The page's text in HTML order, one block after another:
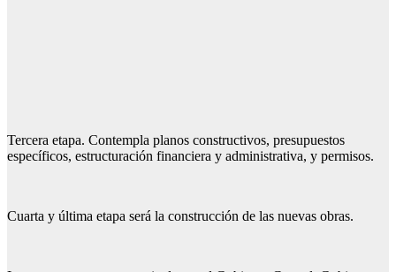
Tercera etapa. Contempla planos constructivos, presupuestos
específicos, estructuración financiera y administrativa, y permisos.
Cuarta y última etapa será la construcción de las nuevas obras.